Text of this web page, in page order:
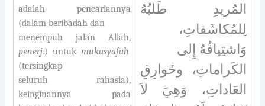
adalah pencariannya
(dalam beribadah dan
menempuh jalan Allah,
penerj.) untukmukasyafah
(tersingkap
seluruh rahasia),
keinginannya pada
المُريدِ طَلبُهُ
لِلمُكاشَفاتِ،
وَاشتِياقُهُ إِلى
الكَراماتِ، وخَوارِقِ
العَاداتِ، وَهِيَ لاَ